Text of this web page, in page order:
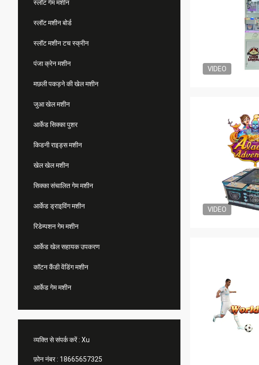
स्लॉट गेम मशीन
स्लॉट मशीन बोर्ड
स्लॉट मशीन टच स्क्रीन
पंजा क्रेन मशीन
मछली पकड़ने की खेल मशीन
जुआ खेल मशीन
आर्केड सिक्का पुशर
किडनी राइड्स मशीन
खेल खेल मशीन
सिक्का संचालित गेम मशीन
आर्केड ड्राइविंग मशीन
रिडेम्पशन गेम मशीन
आर्केड खेल सहायक उपकरण
कॉटन कैंडी वेंडिंग मशीन
आर्केड गेम मशीन
व्यक्ति से संपर्क करें : Xu
फ़ोन नंबर : 18665657325
VIDEO
VIDEO